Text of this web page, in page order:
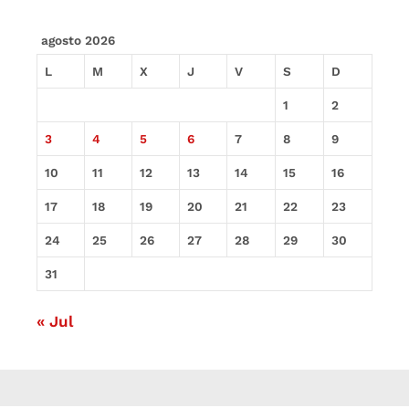
agosto 2026
L M X J V S D
1 2
3 4 5 6 7 8 9
10 11 12 13 14 15 16
17 18 19 20 21 22 23
24 25 26 27 28 29 30
31
« Jul